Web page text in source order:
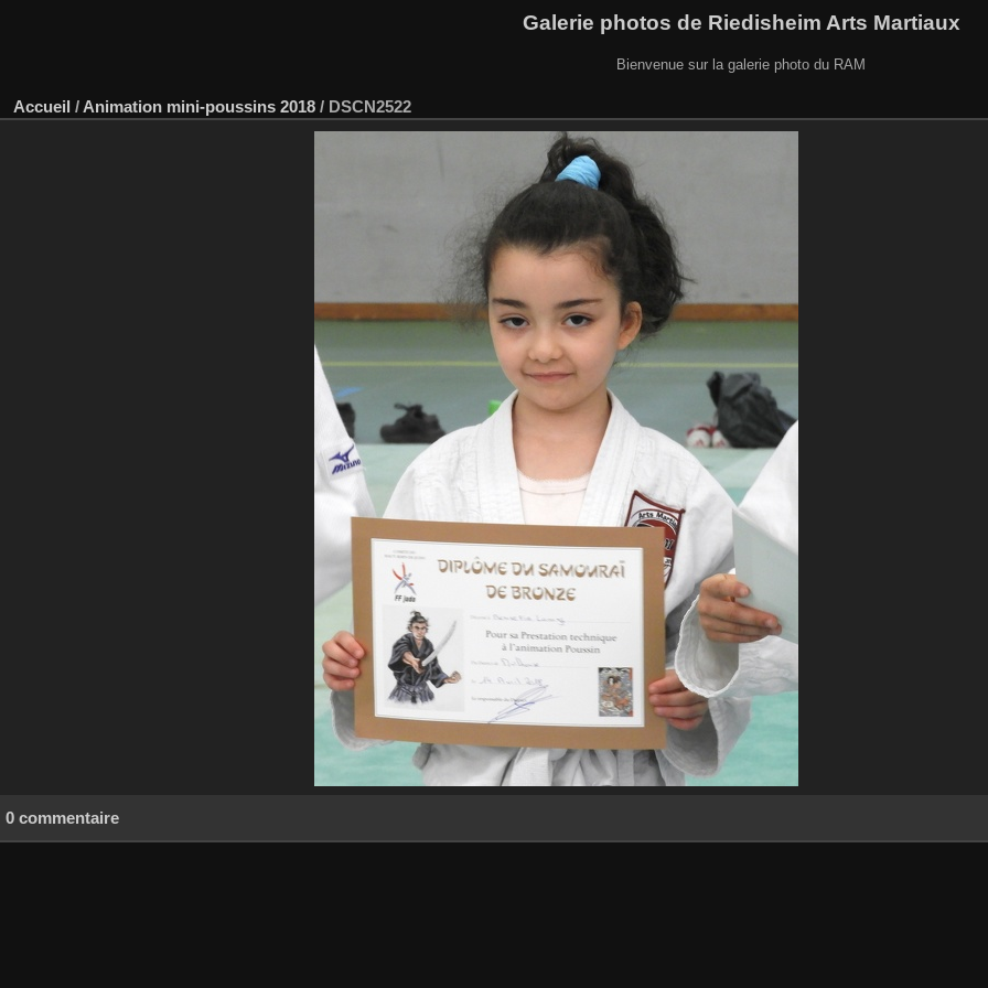
Galerie photos de Riedisheim Arts Martiaux
Bienvenue sur la galerie photo du RAM
Accueil / Animation mini-poussins 2018 / DSCN2522
0 commentaire